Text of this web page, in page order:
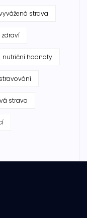
strava
zdraví
nutriční hodnoty
stravování
strava